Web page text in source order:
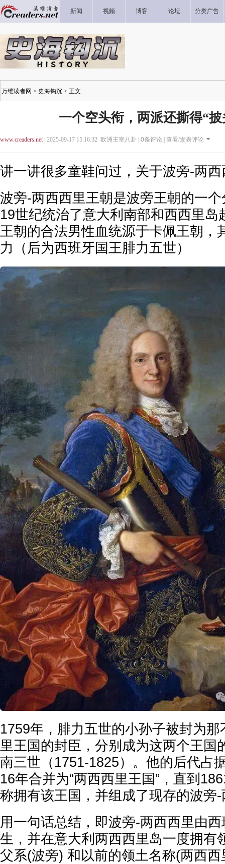
新闻 视频 博客 论坛 分类广告
万维读者网 > 史海钩沉 > 正文
一个空头衔，两派还撕得“
www.creaders.net| 2025-09-17 15:16:32 欧洲王室八卦 | 0条评论 | 查看/发表评论
讲一讲很多童鞋问过，关于波旁-两
波旁-两西西里王朝是波旁王朝的一
19世纪统治了意大利南部和西西里岛
王朝的合法男性血统源于卡佩王朝，
力（后为西班牙国王腓力五世）
1759年，腓力五世的小孙子被封为
里王国的封臣，分别成为这两个王国
南三世（1751-1825）。他的后代占
16年合并为“两西西里王国”，直到
称拥有该王国，并组成了现存的波旁
用一句话总结，即波旁-两西西里由
生，并在意大利两西西里岛一度拥有
父系(波旁) 和以前的领土名称(两西西